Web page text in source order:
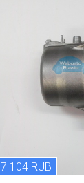
7 104 RUB